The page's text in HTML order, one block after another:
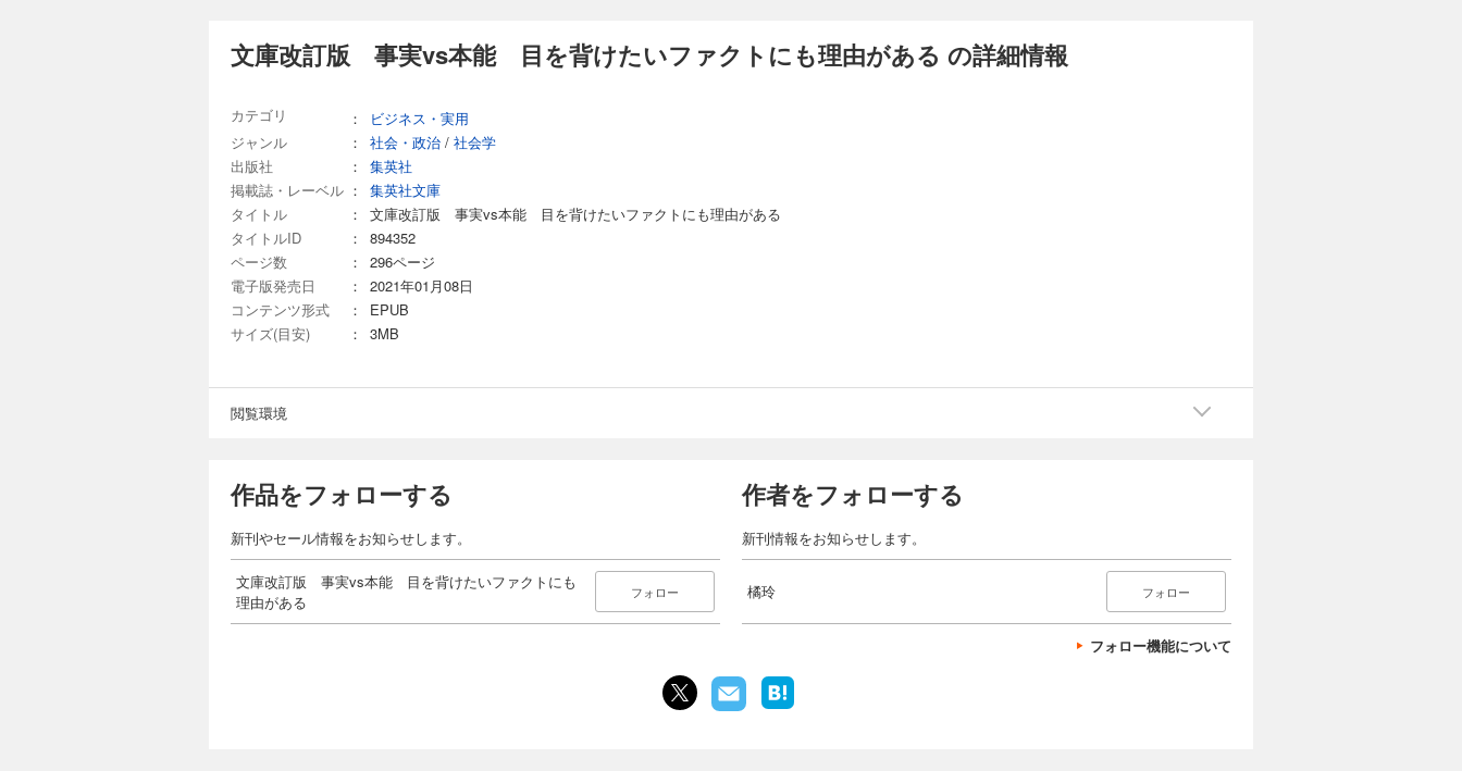
文庫改訂版 事実vs本能 目を背けたいファクトにも理由がある の詳細情報
カテゴリ ：
ビジネス・実用
ジャンル
： 社会・政治 / 社会学
出版社
：
集英社
掲載誌・レーベル ：
集英社文庫
タイトル
：
文庫改訂版 事実vs本能 目を背けたいファクトにも理由がある
タイトルID
：
894352
ページ数
：
296ページ
電子版発売日
：
2021年01月08日
コンテンツ形式
：
EPUB
サイズ(目安)
： 3MB
閲覧環境
作品をフォローする
新刊やセール情報をお知らせします。
文庫改訂版 事実vs本能 目を背けたいファクトにも
理由がある
フォロー
作者をフォローする
新刊情報をお知らせします。
橘玲 フォロー
フォロー機能について